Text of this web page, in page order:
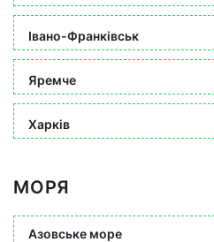
Івано-Франківськ
Яремче
Харків
МОРЯ
Азовське море